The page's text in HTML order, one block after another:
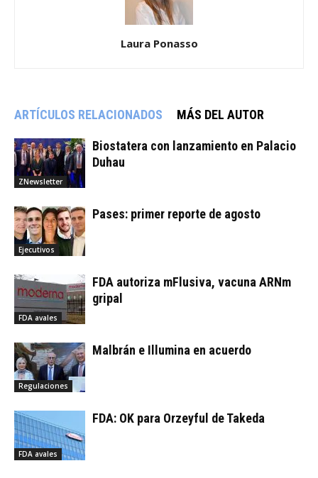
Laura Ponasso
ARTÍCULOS RELACIONADOS MÁS DEL AUTOR
ZNewsletter
Biostatera con lanzamiento en Palacio
Duhau
Ejecutivos
Pases: primer reporte de agosto
FDA avales
FDA autoriza mFlusiva, vacuna ARNm
gripal
Regulaciones
Malbrán e Illumina en acuerdo
FDA avales
FDA: OK para Orzeyful de Takeda